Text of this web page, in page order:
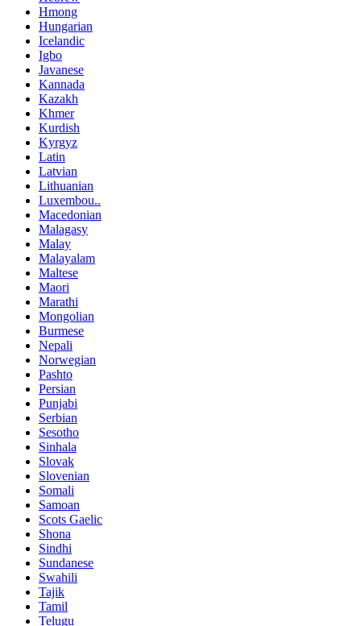
Hmong
Hungarian
Icelandic
Igbo
Javanese
Kannada
Kazakh
Khmer
Kurdish
Kyrgyz
Latin
Latvian
Lithuanian
Luxembou..
Macedonian
Malagasy
Malay
Malayalam
Maltese
Maori
Marathi
Mongolian
Burmese
Nepali
Norwegian
Pashto
Persian
Punjabi
Serbian
Sesotho
Sinhala
Slovak
Slovenian
Somali
Samoan
Scots Gaelic
Shona
Sindhi
Sundanese
Swahili
Tajik
Tamil
Telugu